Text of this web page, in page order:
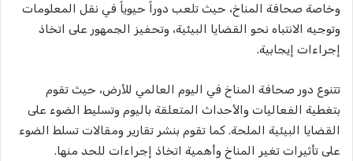
وخاصة صحافة المناخ، حيث تلعب دوراً حيوياً في نقل المعلومات
وتوجيه الانتباه نحو القضايا البيئية، وتحفيز الجمهور على اتخاذ
إجراءات إيجابية.
تتنوع دور صحافة المناخ في اليوم العالمي للأرض، حيث تقوم
بتغطية الفعاليات والأحداث المتعلقة باليوم وتسليط الضوء على
القضايا البيئية الملحة. كما تقوم بنشر تقارير ومقالات تسلط الضوء
على تأثيرات تغير المناخ وأهمية اتخاذ إجراءات للحد منها.